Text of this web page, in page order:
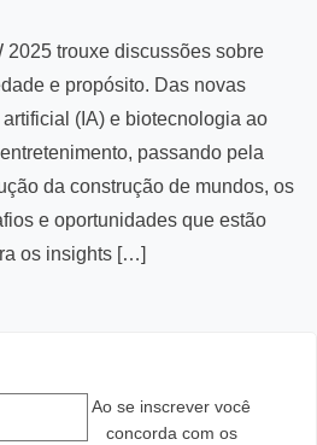
trouxe discussões sobre
e propósito. Das novas
(IA) e biotecnologia ao
passando pela
da construção de mundos, os
e oportunidades que estão
os insights […]
Ao se inscrever você
concorda com os